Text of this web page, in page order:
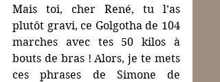
Mais toi, cher René, tu l’as
plutôt gravi, ce Golgotha de 104
marches avec tes 50 kilos à
bouts de bras ! Alors, je te mets
ces phrases de Simone de